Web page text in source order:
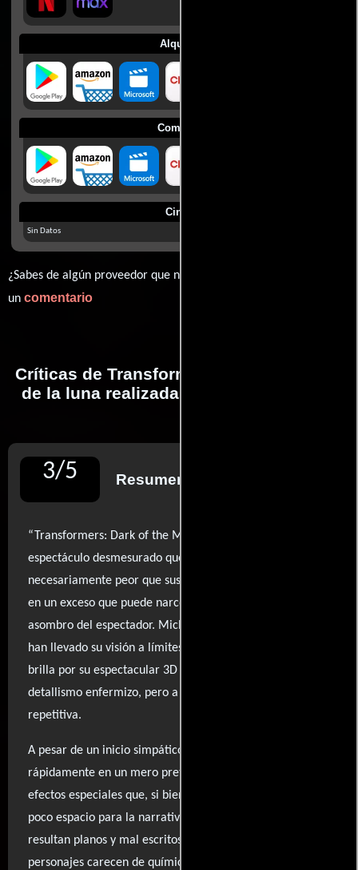
Alquilar
Comprar
Cines
Sin Datos
¿Sabes de algún proveedor que no estamos mostrando? déjanos
un comentario
Críticas de Transformers: El lado oscuro
de la luna realizadas por profesionales
3/5 Resumen de reseñas
“Transformers: Dark of the Moon” se presenta como un
espectáculo desmesurado que, aunque no es
necesariamente peor que sus predecesoras, se sumerge
en un exceso que puede narcotizar la capacidad de
asombro del espectador. Michael Bay y Steven Spielberg
han llevado su visión a límites abrumadores; la película
brilla por su espectacular 3D y un arsenal de imágenes de
detallismo enfermizo, pero a menudo se siente vacía y
repetitiva.
A pesar de un inicio simpático, la trama se convierte
rápidamente en un mero pretexto para una avalancha de
efectos especiales que, si bien son entretenidos, dejan
poco espacio para la narrativa y los personajes, que
resultan planos y mal escritos. Las interacciones entre los
personajes carecen de química y, a menudo, el humor se